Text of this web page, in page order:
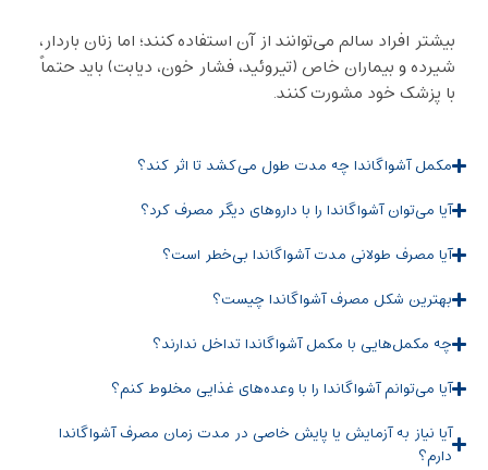
بیشتر افراد سالم می‌توانند از آن استفاده کنند؛ اما زنان باردار،
شیرده و بیماران خاص (تیروئید، فشار خون، دیابت) باید حتماً
با پزشک خود مشورت کنند.
مکمل آشواگاندا چه مدت طول می‌کشد تا اثر کند؟
آیا می‌توان آشواگاندا را با داروهای دیگر مصرف کرد؟
آیا مصرف طولانی ‌مدت آشواگاندا بی‌خطر است؟
بهترین شکل مصرف آشواگاندا چیست؟
چه مکمل‌هایی با مکمل آشواگاندا تداخل ندارند؟
آیا می‌توانم آشواگاندا را با وعده‌های غذایی مخلوط کنم؟
آیا نیاز به آزمایش یا پایش خاصی در مدت زمان مصرف آشواگاندا
دارم؟